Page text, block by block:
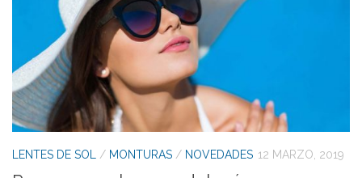
LENTES DE SOL / MONTURAS / NOVEDADES 12 MARZO, 2019